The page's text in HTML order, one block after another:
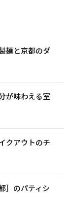
麺と京都のダ
が味わえる室
クアウトのチ
］のパティシ